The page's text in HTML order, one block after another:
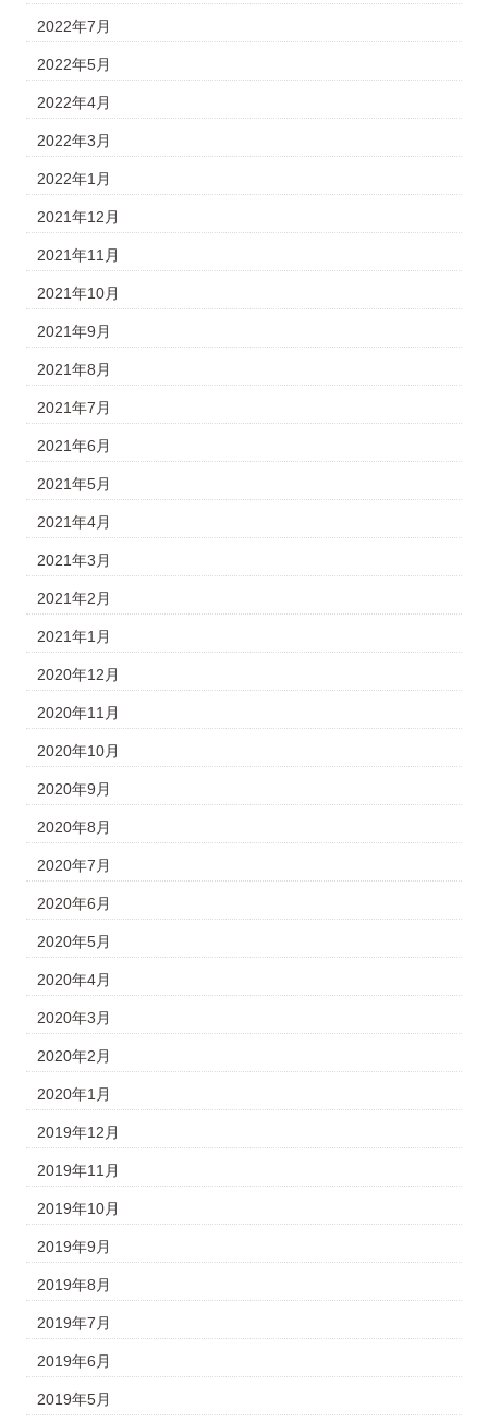
2022年7月
2022年5月
2022年4月
2022年3月
2022年1月
2021年12月
2021年11月
2021年10月
2021年9月
2021年8月
2021年7月
2021年6月
2021年5月
2021年4月
2021年3月
2021年2月
2021年1月
2020年12月
2020年11月
2020年10月
2020年9月
2020年8月
2020年7月
2020年6月
2020年5月
2020年4月
2020年3月
2020年2月
2020年1月
2019年12月
2019年11月
2019年10月
2019年9月
2019年8月
2019年7月
2019年6月
2019年5月